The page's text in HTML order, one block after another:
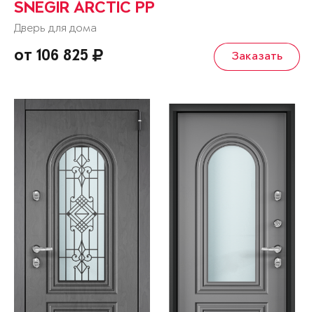
SNEGIR ARCTIC PP
Дверь для дома
от 106 825 Заказать